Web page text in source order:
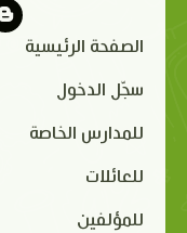
الصفحة الرئيسية
سجّل الدخول
للمدارس الخاصة
للعائلات
للمؤلفين